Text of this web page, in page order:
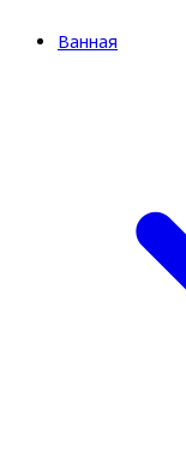
Ванная